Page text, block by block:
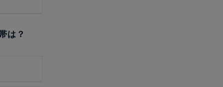
は？